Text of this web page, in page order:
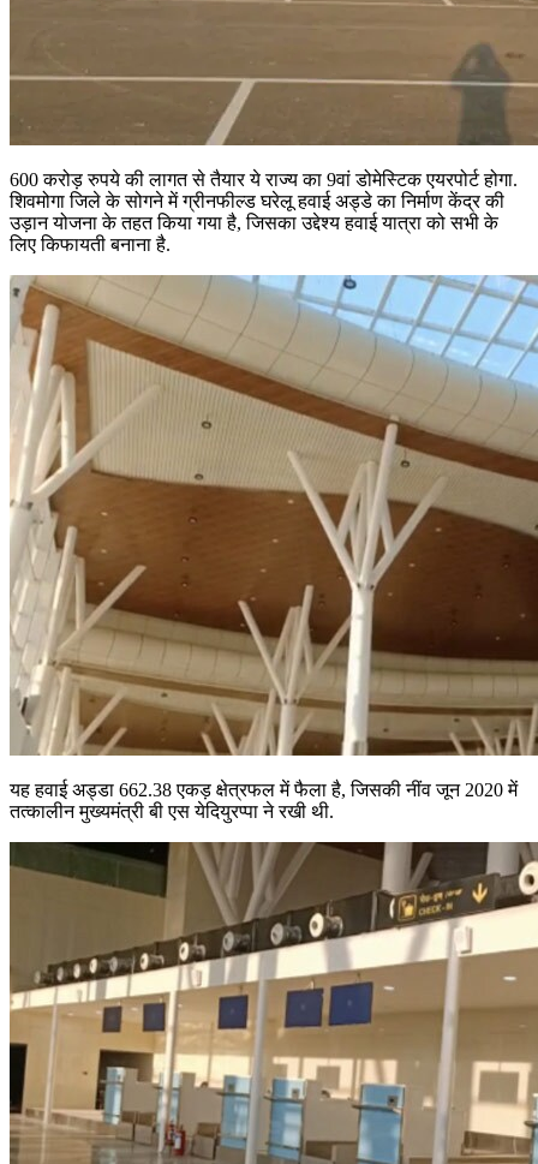
600 करोड़ रुपये की लागत से तैयार ये राज्य का 9वां डोमेस्टिक एयरपोर्ट होगा.
शिवमोगा जिले के सोगने में ग्रीनफील्ड घरेलू हवाई अड्डे का निर्माण केंद्र की
उड़ान योजना के तहत किया गया है, जिसका उद्देश्य हवाई यात्रा को सभी के
लिए किफायती बनाना है.
यह हवाई अड्डा 662.38 एकड़ क्षेत्रफल में फैला है, जिसकी नींव जून 2020 में
तत्कालीन मुख्यमंत्री बी एस येदियुरप्पा ने रखी थी.